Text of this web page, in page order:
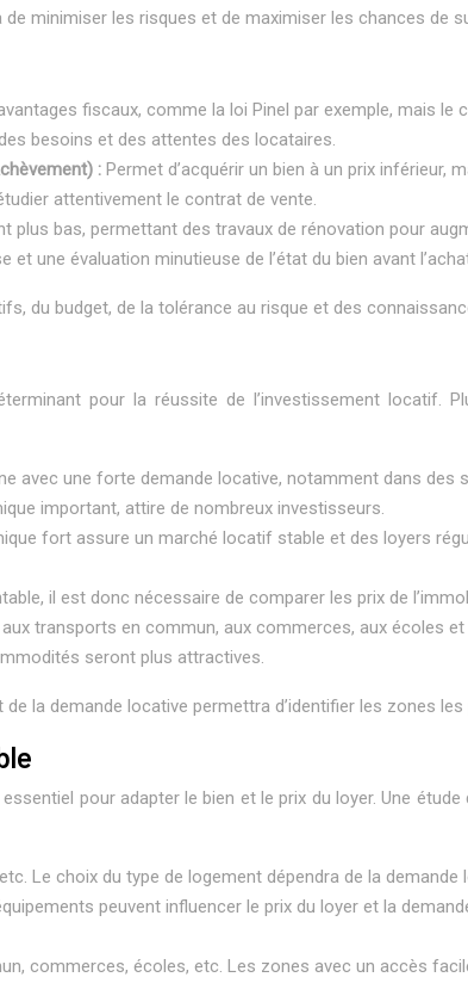
minimiser les risques et de maximiser les chances de
fiscaux, comme la loi Pinel par exemple, mais
besoins et des attentes des locataires.
: Permet d’acquérir un bien à un prix
attentivement le contrat de vente.
plus bas, permettant des travaux de rénovation pour
une évaluation minutieuse de l’état du bien avant
du budget, de la tolérance au risque et des
pour la réussite de l’investissement
avec une forte demande locative, notamment dans des
important, attire de nombreux investisseurs.
fort assure un marché locatif stable et des loyers
il est donc nécessaire de comparer les prix de
transports en commun, aux commerces, aux écoles
seront plus attractives.
la demande locative permettra d’identifier les zones
pour adapter le bien et le prix du loyer. Une
Le choix du type de logement dépendra de la
peuvent influencer le prix du loyer et la
commerces, écoles, etc. Les zones avec un accès